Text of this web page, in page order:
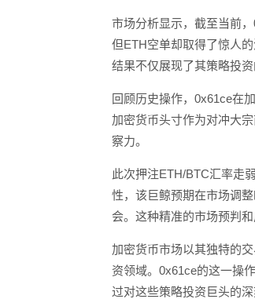
市场分析显示，截至当前
但ETH空单却取得了惊人
结果不仅展现了其策略投
回顾历史操作，0x61ce在
加密货币头寸作为对冲大
察力。
此次押注ETH/BTC汇率走
性，该巨鲸预期在市场调
会。这种精准的市场预判
加密货币市场以其独特的
资领域。0x61ce的这一操
过对这些策略投资巨头的